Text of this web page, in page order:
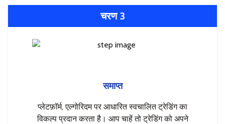
चरण 3
समाप्त
प्लेटफ़ॉर्म, एल्गोरिदम पर आधारित स्वचालित ट्रेडिंग का
विकल्प प्रदान करता है। आप चाहें तो ट्रेडिंग को अपने